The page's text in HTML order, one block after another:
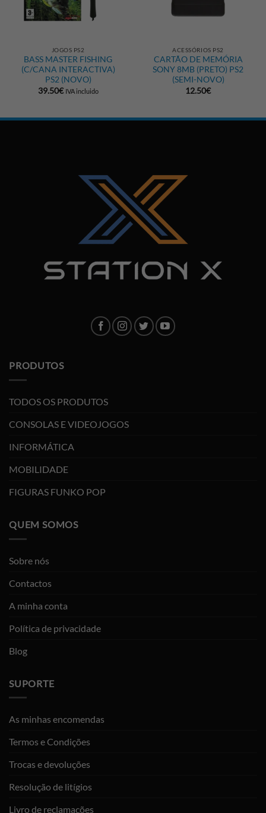
JOGOS PS2
BASS MASTER FISHING
(C/CANA INTERACTIVA)
PS2 (NOVO)
39.50€ IVA incluido
ACESSÓRIOS PS2
CARTÃO DE MEMÓRIA
SONY 8MB (PRETO) PS2
(SEMI-NOVO)
12.50€
PRODUTOS
TODOS OS PRODUTOS
CONSOLAS E VIDEOJOGOS
INFORMÁTICA
MOBILIDADE
FIGURAS FUNKO POP
QUEM SOMOS
Sobre nós
Contactos
A minha conta
Política de privacidade
Blog
SUPORTE
As minhas encomendas
Termos e Condições
Trocas e devoluções
Resolução de litígios
Livro de reclamações